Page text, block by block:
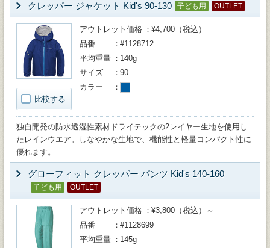
クレッパー ジャケット Kid's 90-130 子ども用 OUTLET
比較する
アウトレット価格
¥4,700（税込）
品番
#1128712
平均重量
140g
サイズ
90
カラー
独自開発の防水透湿性素材ドライテックの2レイヤー生地を使用し
たレインウエア。しなやかな生地で、機能性と軽量コンパクト性に
優れます。
グローフィット クレッパー パンツ Kid's 140-160
子ども用 OUTLET
アウトレット価格
¥3,800（税込）～
品番
#1128699
平均重量
145g